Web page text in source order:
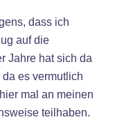
dass ich
auf die
Jahre hat sich da
es vermutlich
mal an meinen
teilhaben.